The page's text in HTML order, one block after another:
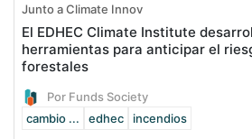
Junto a Climate Innov
El EDHEC Climate Institute
herramientas para anticipar el
forestales
Por Funds Society
cambio ...
edhec incendios